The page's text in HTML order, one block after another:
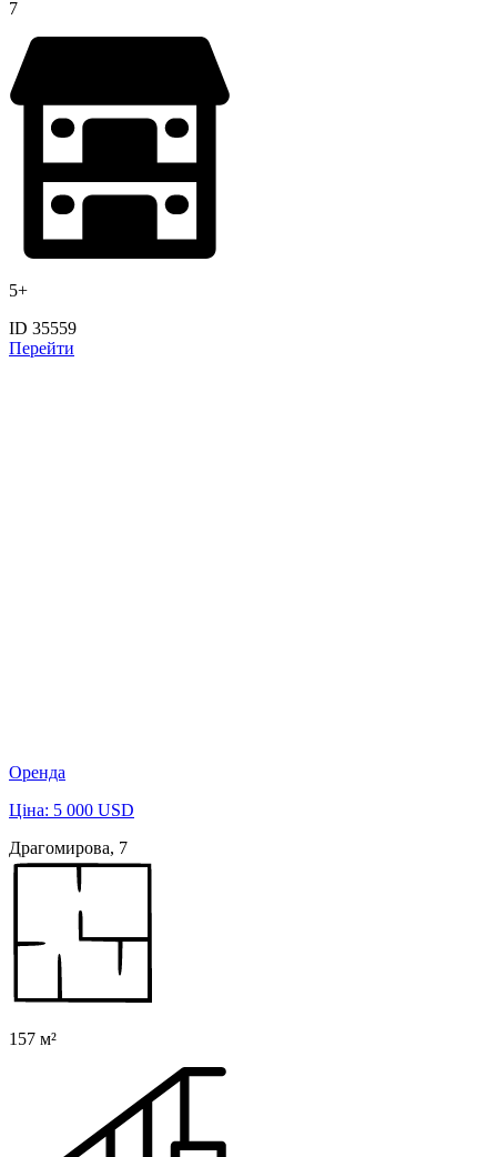
7
5+
ID 35559
Перейти
Оренда
Ціна: 5 000 USD
Драгомирова, 7
157 м²